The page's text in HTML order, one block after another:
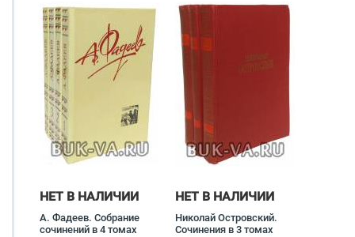
НЕТ В НАЛИЧИИ
А. Фадеев. Собрание
сочинений в 4 томах
НЕТ В НАЛИЧИИ
Николай Островский.
Сочинения в 3 томах